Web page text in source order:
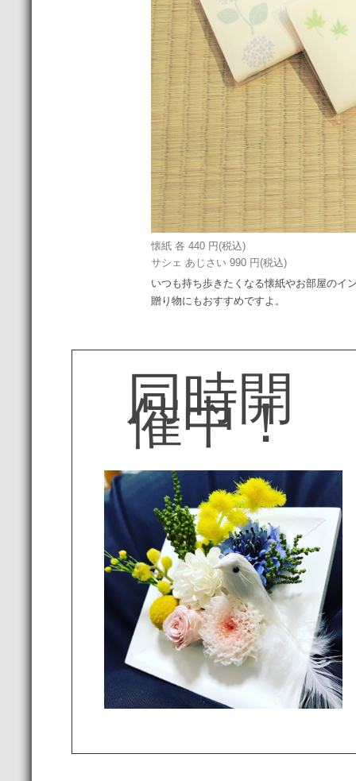
懐紙 各 440 円(税込)
サシェ あじさい 990 円(税込)
いつも持ち歩きたくなる懐紙やお部屋のイ
贈り物にもおすすめですよ。
同時開
催中！